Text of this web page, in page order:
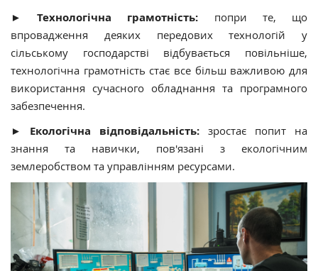
►Технологічна грамотність:
попри те, що
впровадження деяких передових технологій у
сільському господарстві відбувається повільніше,
технологічна грамотність стає все більш важливою для
використання сучасного обладнання та програмного
забезпечення.
► Екологічна відповідальність: зростає попит на
знання та навички, пов'язані з екологічним
землеробством та управлінням ресурсами.